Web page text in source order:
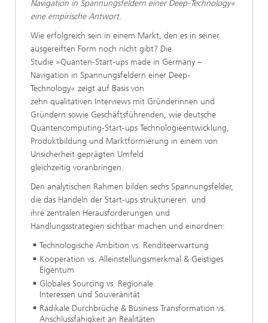
Navigation in Spannungsfeldern einer Deep-Technology«
eine empirische Antwort.​​
​​​​​​Wie erfolgreich sein in einem Markt, den es in seiner
ausgereiften Form noch nicht gibt? Die
Studie »Quanten-Start-ups made in Germany –
Navigation in Spannungsfeldern einer Deep-
Technology« zeigt auf Basis von
zehn qualitativen Interviews mit Gründerinnen und
Gründern sowie Geschäftsführenden, wie deutsche
Quantencomputing-Start-ups Technologieentwicklung,
Produktbildung und Marktformierung in einem von
Unsicherheit geprägten Umfeld
gleichzeitig voranbringen.
​Den analytischen Rahmen bilden sechs Spannungsfelder,
die das Handeln der Start-ups strukturieren und
ihre zentralen Herausforderungen und
Handlungsstrategien sichtbar machen und einordnen:
​​Technologische Ambition vs. Renditeerwartung
​Kooperation vs. Alleinstellungsmerkmal & Geistiges
Eigentum
​Globales Sourcing vs. Regionale
Interessen und Souveränität
​Radikale Durchbrüche & Business Transformation vs.
Anschlussfähigkeit an Realitäten